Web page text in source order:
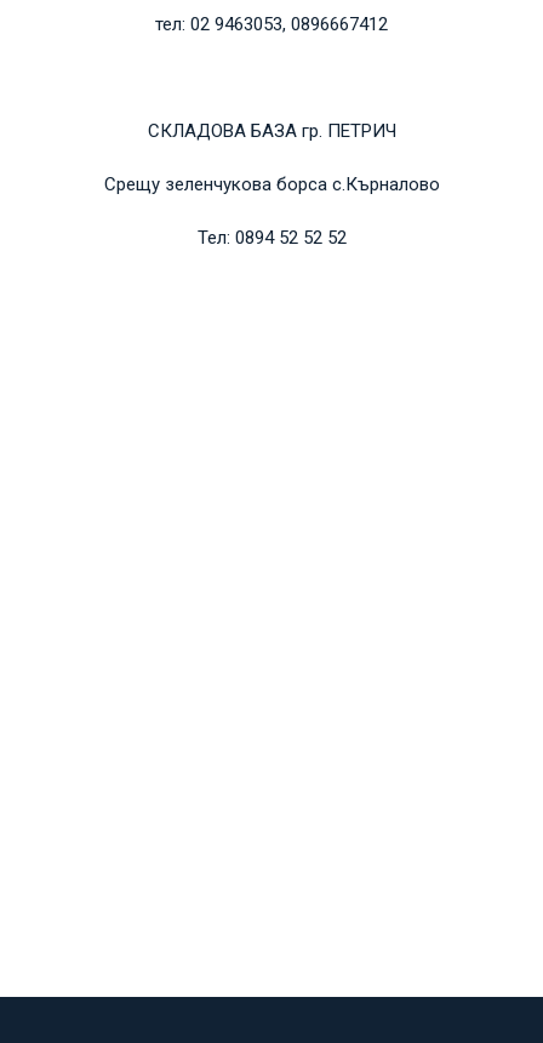
тел: 02 9463053, 0896667412
СКЛАДОВА БАЗА гр. ПЕТРИЧ
Срещу зеленчукова борса с.Кърналово
Тел: 0894 52 52 52